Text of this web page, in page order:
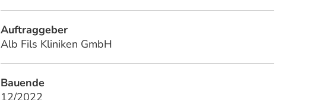
Auftraggeber
Alb Fils Kliniken GmbH
Bauende
12/2022